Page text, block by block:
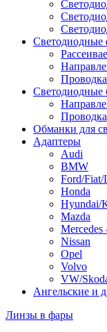
Светодиодные
Светодиодные
Проводка
Обманки для
Адаптеры
Audi
BMW
Ford/Fiat/
Honda
Hyundai/
Mazda
Mercedes
Nissan
Opel
Volvo
VW/
Ангельские и
Линзы в фары